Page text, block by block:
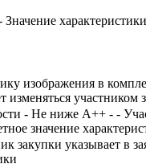
изображения в
изменяться участником
- Не ниже A++ - -
значение
закупки указывает в